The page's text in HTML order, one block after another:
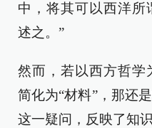
中，将其可以西洋所
述之。”
然而，若以西方哲学
简化为“材料”，那还
这一疑问，反映了知